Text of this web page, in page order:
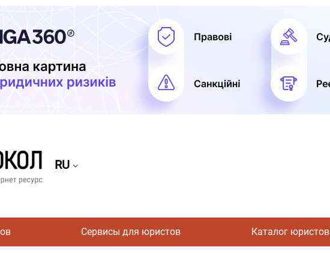
RU
Сервисы для юристов Каталог юристов